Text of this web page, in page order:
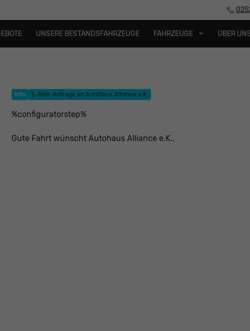
UNSERE BESTANDSFAHRZEUGE FAHRZEUGE ÜBER
info E-Mail-Anfrage an Autohaus Alliance e.K.
%configuratorstep%
Gute Fahrt wünscht Autohaus Alliance e.K..